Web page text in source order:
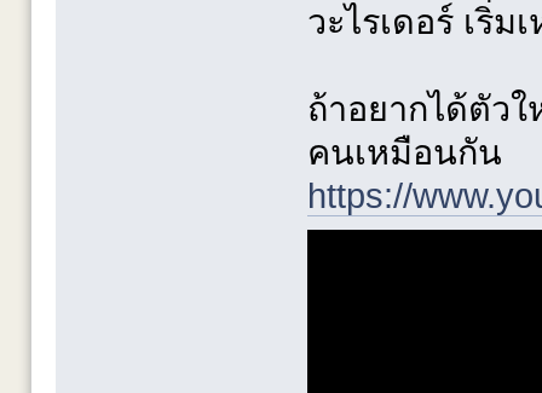
วะไรเดอร์ เริ่
ถ้าอยากได้ตัว
คนเหมือนกัน
https://